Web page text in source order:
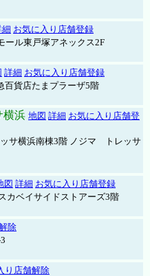
細 お気に入り店舗登録
ル東戸塚アネックス2F
詳細 お気に入り店舗登録
百貨店たまプラーザ5階
横浜 地図 詳細 お気に入り店舗登
サ横浜南棟3階 ノジマ トレッサ
図 詳細 お気に入り店舗登録
カベイサイドストアーズ3階
除
り店舗解除